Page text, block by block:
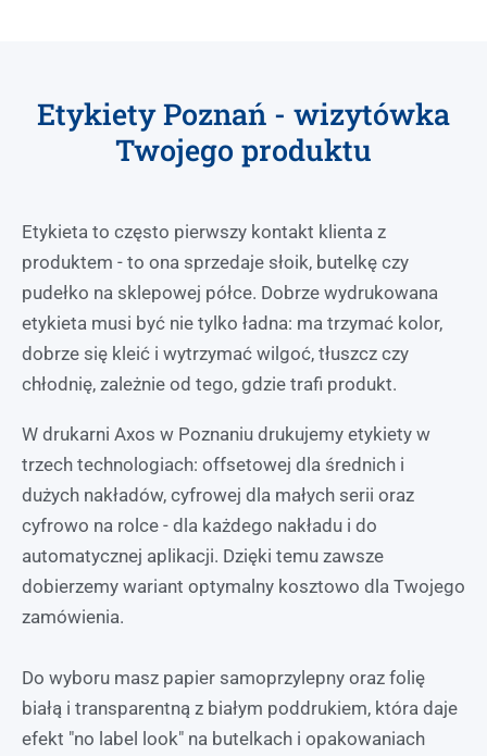
Etykiety Poznań - wizytówka
Twojego produktu
Etykieta to często pierwszy kontakt klienta z
produktem - to ona sprzedaje słoik, butelkę czy
pudełko na sklepowej półce. Dobrze wydrukowana
etykieta musi być nie tylko ładna: ma trzymać kolor,
dobrze się kleić i wytrzymać wilgoć, tłuszcz czy
chłodnię, zależnie od tego, gdzie trafi produkt.
W drukarni Axos w Poznaniu drukujemy etykiety w
trzech technologiach: offsetowej dla średnich i
dużych nakładów, cyfrowej dla małych serii oraz
cyfrowo na rolce - dla każdego nakładu i do
automatycznej aplikacji. Dzięki temu zawsze
dobierzemy wariant optymalny kosztowo dla Twojego
zamówienia.
Do wyboru masz papier samoprzylepny oraz folię
białą i transparentną z białym poddrukiem, która daje
efekt "no label look" na butelkach i opakowaniach